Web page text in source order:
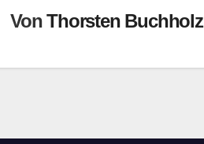
VonThorsten Buchholz